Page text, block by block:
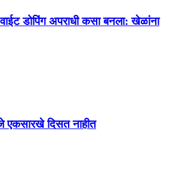
डोपिंग अपराधी कसा बनला: खेळांना
एकसारखे दिसत नाहीत